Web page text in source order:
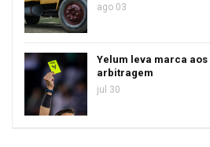
ago 03
Yelum leva marca
arbitragem
jul 30